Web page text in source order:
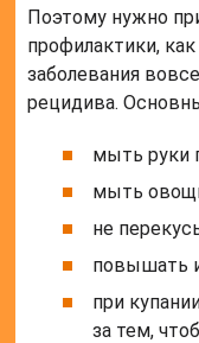
Поэтому нужно
профилактики,
заболевания
рецидива.
мыть руки
мыть
не
повышать
при
за тем,